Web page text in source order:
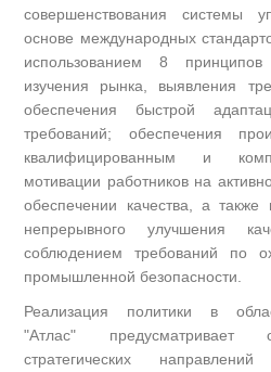
совершенствования системы
основе международных
использованием 8
изучения рынка, выявления
обеспечения быстрой
требований; обеспечения
квалифицированным и
мотивации работников на
обеспечении качества, а
непрерывного улучшения
соблюдением требований по
промышленной безопасности.
Реализация политики в
"Атлас" предусматривает
стратегических